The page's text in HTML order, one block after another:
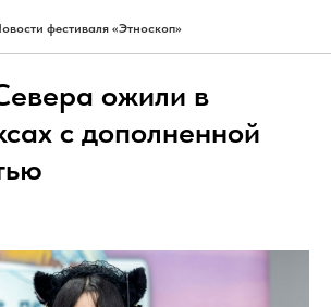
фестиваля «Этноскоп»
ожили в
с дополненной